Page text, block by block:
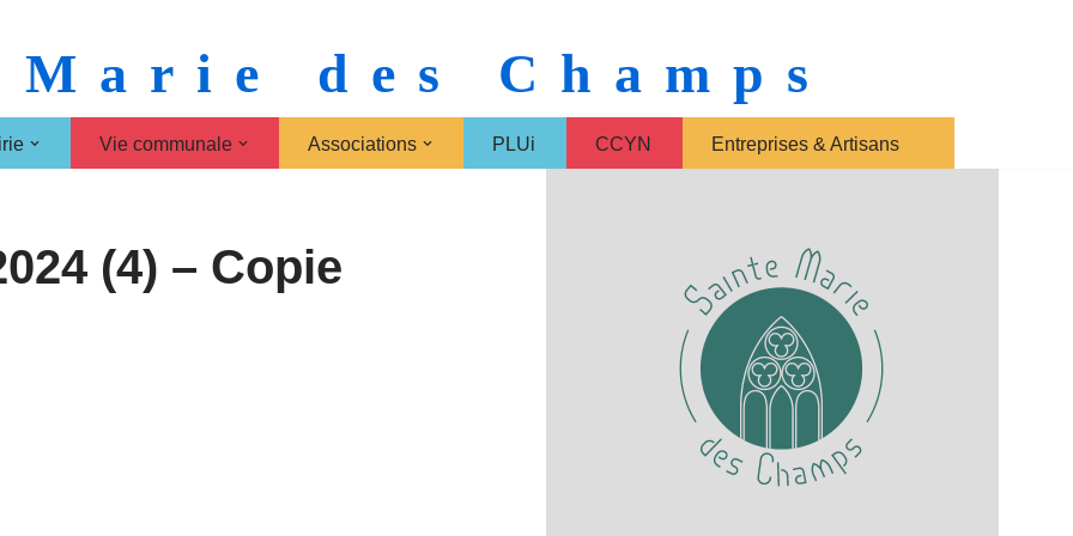
des Champs
Vie communale Associations PLUi CCYN Entreprises & Artisans
(4) – Copie